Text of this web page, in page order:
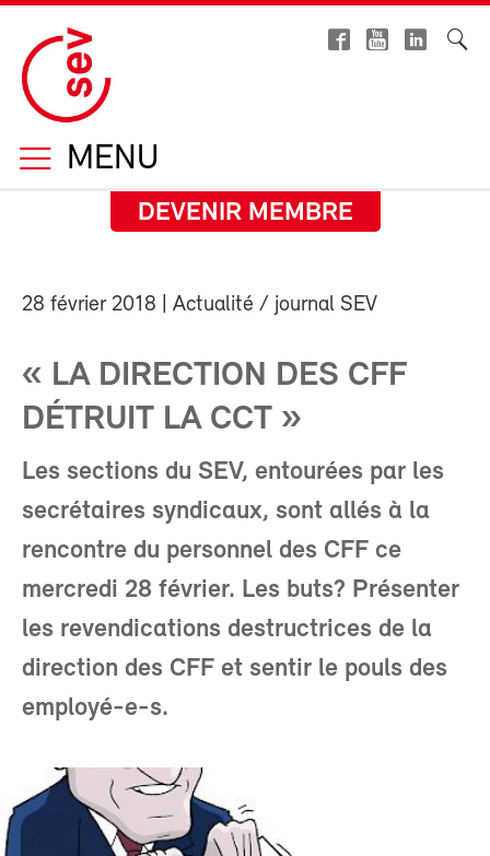
MENU
DEVENIR MEMBRE
28 février 2018 | Actualité / journal SEV
« LA DIRECTION DES CFF
DÉTRUIT LA CCT »
Les sections du SEV, entourées par les
secrétaires syndicaux, sont allés à la
rencontre du personnel des CFF ce
mercredi 28 février. Les buts? Présenter
les revendications destructrices de la
direction des CFF et sentir le pouls des
employé-e-s.